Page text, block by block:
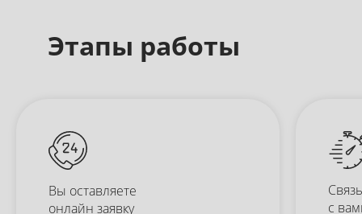
Этапы работы
Вы оставляете
онлайн заявку
с